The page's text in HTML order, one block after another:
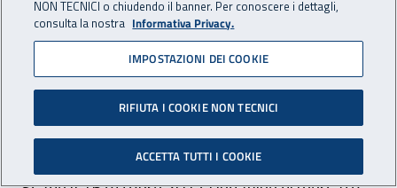
manifestazione di interesse
locazione complesso
immobiliare in Ferrara, Via
Messidoro
NON TECNICI o chiudendo il banner. Per conoscere i dettagli,
consulta la nostra Informativa Privacy.
IMPOSTAZIONI DEI COOKIE
RIFIUTA I COOKIE NON TECNICI
ACCETTA TUTTI I COOKIE